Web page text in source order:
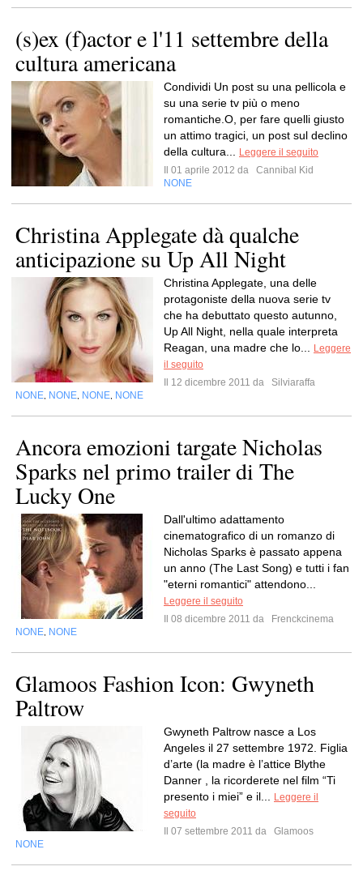
(s)ex (f)actor e l'11 settembre della
cultura americana
Condividi Un post su una pellicola e
su una serie tv più o meno
romantiche.O, per fare quelli giusto
un attimo tragici, un post sul declino
della cultura...
Leggere il seguito
Il 01 aprile 2012 da
Cannibal Kid
NONE
Christina Applegate dà qualche
anticipazione su Up All Night
Christina Applegate, una delle
protagoniste della nuova serie tv
che ha debuttato questo autunno,
Up All Night, nella quale interpreta
Reagan, una madre che lo...
Leggere
il seguito
Il 12 dicembre 2011 da
Silviaraffa
NONE NONE NONE NONE
Ancora emozioni targate Nicholas
Sparks nel primo trailer di The
Lucky One
Dall'ultimo adattamento
cinematografico di un romanzo di
Nicholas Sparks è passato appena
un anno (The Last Song) e tutti i fan
"eterni romantici" attendono...
Leggere il seguito
Il 08 dicembre 2011 da
Frenckcinema
NONE NONE
Glamoos Fashion Icon: Gwyneth
Paltrow
Gwyneth Paltrow nasce a Los
Angeles il 27 settembre 1972. Figlia
d’arte (la madre è l’attice Blythe
Danner , la ricorderete nel film “Ti
presento i miei” e il...
Leggere il
seguito
Il 07 settembre 2011 da
Glamoos
NONE